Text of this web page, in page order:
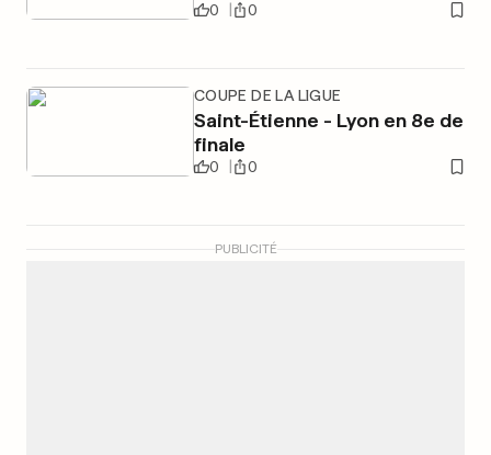
0 0
COUPE DE LA LIGUE
Saint-Étienne - Lyon en 8e de
finale
0 0
PUBLICITÉ